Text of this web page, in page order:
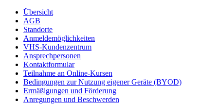
Übersicht
AGB
Standorte
Anmeldemöglichkeiten
VHS-Kundenzentrum
Ansprechpersonen
Kontaktformular
Teilnahme an Online-Kursen
Bedingungen zur Nutzung eigener Geräte (BYOD)
Ermäßigungen und Förderung
Anregungen und Beschwerden